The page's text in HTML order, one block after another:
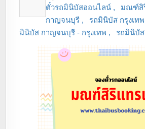
ตั๋วรถมินิบัสออนไลน์
มณฑ์สิ
กาญจนบุรี
รถมินิบัส กรุงเท
มินิบัส กาญจนบุรี - กรุงเทพ
รถมินิบั